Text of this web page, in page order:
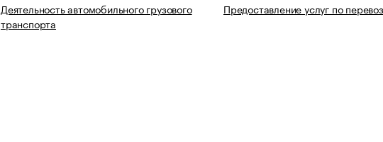
Деятельность автомобильного грузового
транспорта
Предоставление услуг по